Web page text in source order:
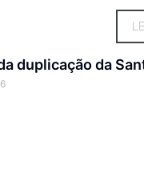
duplicação da